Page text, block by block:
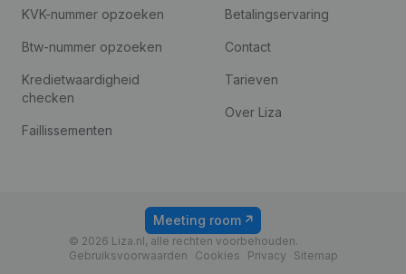
KVK-nummer opzoeken
Btw-nummer opzoeken
Kredietwaardigheid
checken
Faillissementen
Betalingservaring
Contact
Tarieven
Over Liza
© 2026 Liza.nl, alle rechten voorbehouden.
Gebruiksvoorwaarden
Cookies Privacy Sitemap
Meeting room